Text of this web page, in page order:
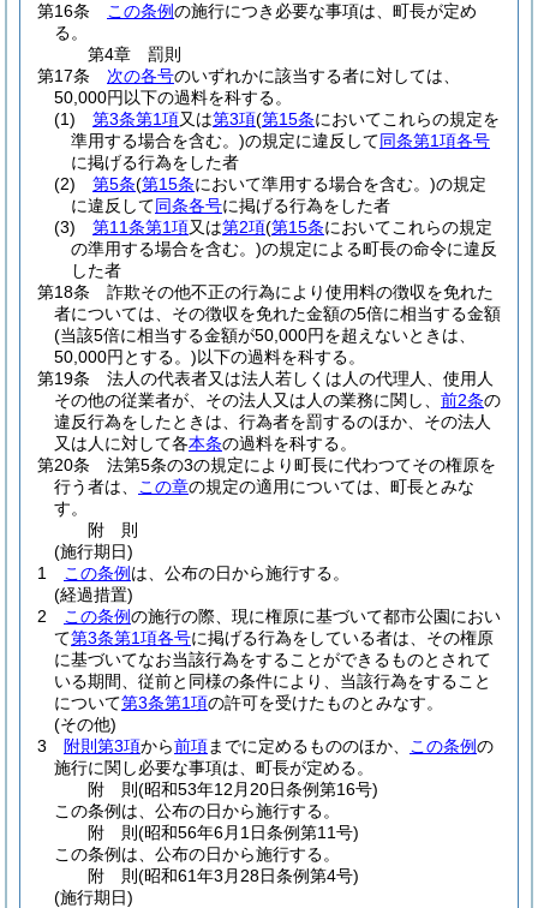
第16条
この条例の施行につき必要な事項は、町長が定め
る。
第4章
罰則
第17条
次の各号のいずれかに該当する者に対しては、
50,000円以下の過料を科する。
(1)
第3条第1項又は第3項(第15条においてこれらの規定を
準用する場合を含む。)の規定に違反して同条第1項各号
に掲げる行為をした者
(2)
第5条(第15条において準用する場合を含む。)の規定
に違反して同条各号に掲げる行為をした者
(3)
第11条第1項又は第2項(第15条においてこれらの規定
の準用する場合を含む。)の規定による町長の命令に違反
した者
第18条
詐欺その他不正の行為により使用料の徴収を免れた
者については、その徴収を免れた金額の5倍に相当する金額
(当該5倍に相当する金額が50,000円を超えないときは、
50,000円とする。)以下の過料を科する。
第19条
法人の代表者又は法人若しくは人の代理人、使用人
その他の従業者が、その法人又は人の業務に関し、 前2条の
違反行為をしたときは、行為者を罰するのほか、その法人
又は人に対して各本条の過料を科する。
第20条
法第5条の3の規定により町長に代わつてその権原を
行う者は、
この章の規定の適用については、町長とみな
す。
附 則
(施行期日)
1
この条例 は、公布の日から施行する。
(経過措置)
2
この条例の施行の際、現に権原に基づいて都市公園におい
て第3条第1項各号に掲げる行為をしている者は、その権原
に基づいてなお当該行為をすることができるものとされて
いる期間、従前と同様の条件により、当該行為をすること
について第3条第1項の許可を受けたものとみなす。
(その他)
3
附則第3項から前項までに定めるもののほか、 この条例の
施行に関し必要な事項は、町長が定める。
附 則(昭和53年12月20日条例第16号)
この条例は、公布の日から施行する。
附 則(昭和56年6月1日条例第11号)
この条例は、公布の日から施行する。
附 則(昭和61年3月28日条例第4号)
(施行期日)